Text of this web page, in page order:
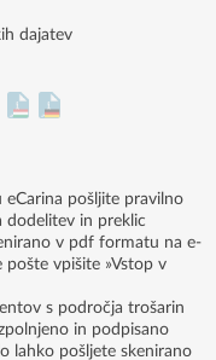
dajatev
pošljite pravilno
dodelitev in preklic
v pdf formatu na e-
pošte vpišite »Vstop v
s področja trošarin
in podpisano
lahko pošljete skenirano